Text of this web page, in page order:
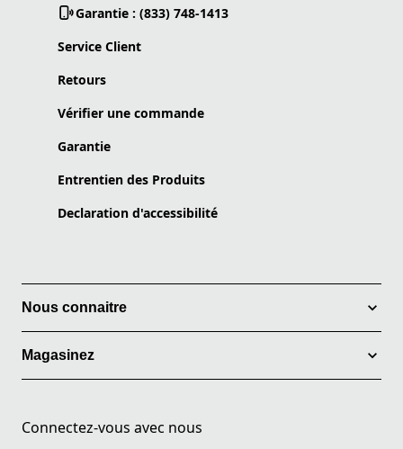
Garantie : (833) 748-1413
Service Client
Retours
Vérifier une commande
Garantie
Entrentien des Produits
Declaration d'accessibilité
Nous connaitre
Magasinez
Connectez-vous avec nous